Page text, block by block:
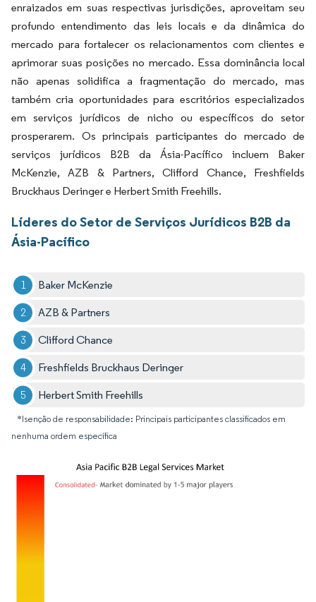
enraizados em suas respectivas jurisdições, aproveitam seu
profundo entendimento das leis locais e da dinâmica do
mercado para fortalecer os relacionamentos com clientes e
aprimorar suas posições no mercado. Essa dominância local
não apenas solidifica a fragmentação do mercado, mas
também cria oportunidades para escritórios especializados
em serviços jurídicos de nicho ou específicos do setor
prosperarem. Os principais participantes do mercado de
serviços jurídicos B2B da Ásia-Pacífico incluem Baker
McKenzie, AZB & Partners, Clifford Chance, Freshfields
Bruckhaus Deringer e Herbert Smith Freehills.
Líderes do Setor de Serviços Jurídicos B2B da
Ásia-Pacífico
Baker McKenzie
AZB & Partners
Clifford Chance
Freshfields Bruckhaus Deringer
Herbert Smith Freehills
*Isenção de responsabilidade: Principais participantes classificados em
nenhuma ordem específica